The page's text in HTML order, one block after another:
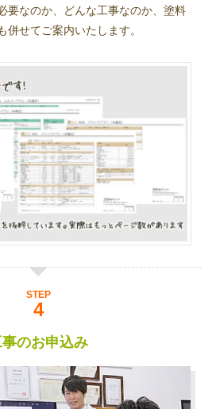
要なのか、どんな工事なのか、塗料
併せてご案内いたします。
STEP
のお申込み